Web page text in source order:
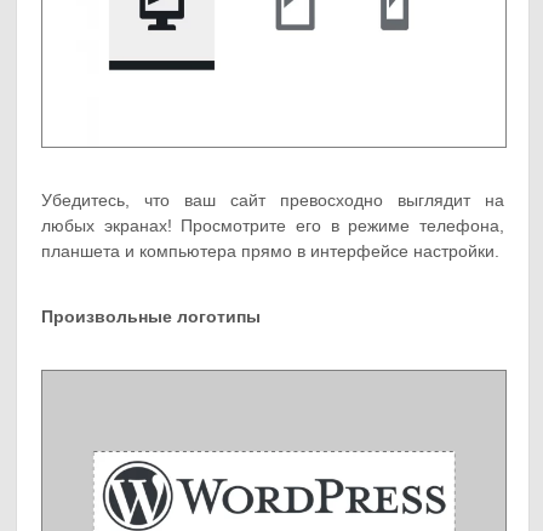
Убедитесь, что ваш сайт превосходно выглядит на
любых экранах! Просмотрите его в режиме телефона,
планшета и компьютера прямо в интерфейсе настройки.
Произвольные логотипы